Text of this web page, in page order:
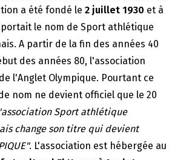
a été fondé le 2 juillet 1930 et à
le nom de Sport athlétique
A partir de la fin des années 40
des années 80, l'association
l'Anglet Olympique. Pourtant ce
nom ne devient officiel que le 20
Sport athlétique
change son titre qui devient
. L'association est hébergée au